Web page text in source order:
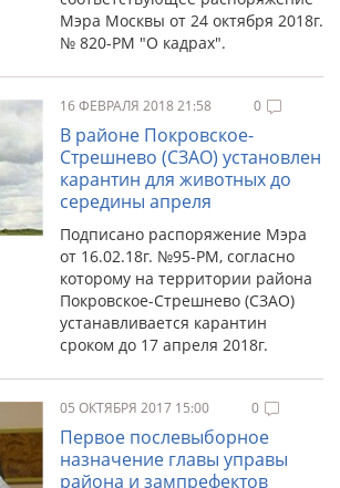
Мэра Москвы от 24 октября 2018г.
№ 820-РМ "О кадрах".
16 ФЕВРАЛЯ 2018 21:58 0
В районе Покровское-
Стрешнево (СЗАО) установлен
карантин для животных до
середины апреля
Подписано распоряжение Мэра
от 16.02.18г. №95-РМ, согласно
которому на территории района
Покровское-Стрешнево (СЗАО)
устанавливается карантин
сроком до 17 апреля 2018г.
05 ОКТЯБРЯ 2017 15:00 0
Первое послевыборное
назначение главы управы
района и зампрефектов